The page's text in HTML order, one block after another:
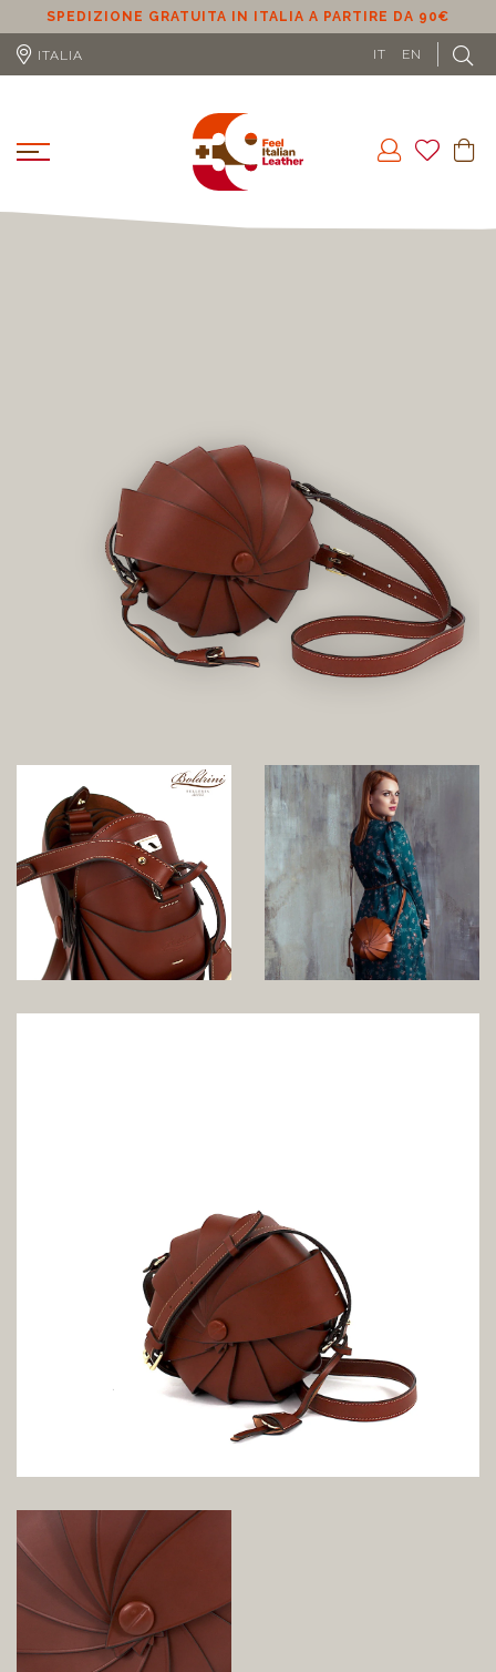
SPEDIZIONE GRATUITA IN ITALIA A PARTIRE DA 90€
ITALIA IT EN